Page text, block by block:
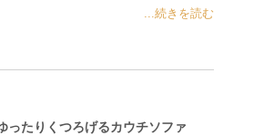
...続きを読む
ったりくつろげるカウチソファ